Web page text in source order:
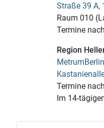
Straße 39 A,
Raum 010
Termine
Region
Termine
Im 14-